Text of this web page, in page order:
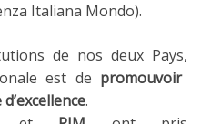
Italiana Mondo).
de nos deux Pays,
est de promouvoir
.